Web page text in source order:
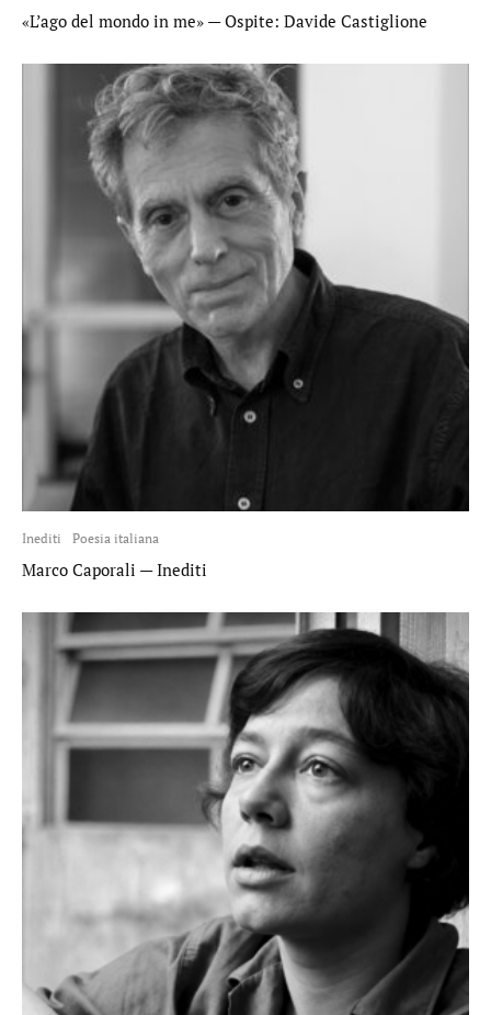
«L’ago del mondo in me» — Ospite: Davide Castiglione
Inediti Poesia italiana
Marco Caporali — Inediti